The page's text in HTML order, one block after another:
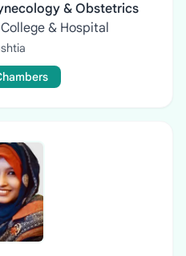
& Obstetrics
& Hospital